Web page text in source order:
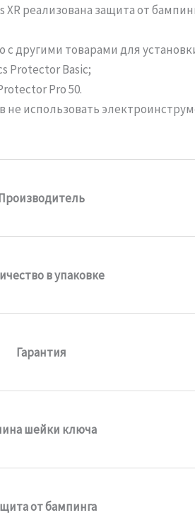
XR реализована защита от
другими товарами для
Protector Basic;
Pro 50.
использовать
в упаковке
Гарантия
шейки ключа
от бампинга